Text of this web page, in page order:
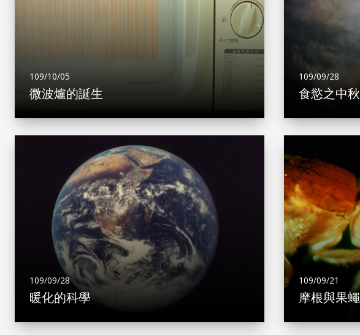
109/10/05
微波爐的誕生
109/09/28
食慾之中秋
109/09/28
暖化的科學
109/09/21
摩根與果蠅